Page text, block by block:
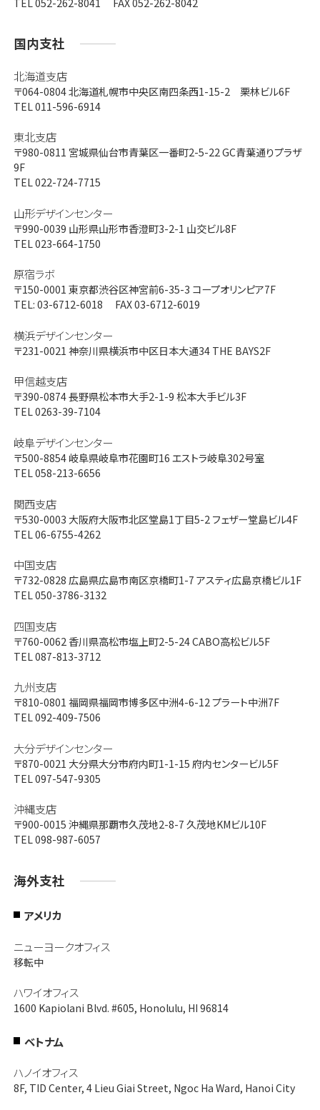
国内支社
北海道支店
〒064-0804北海道札幌市中央区南四条西1-15-2 栗林ビル6F
TEL 011-596-6914
東北支店
〒980-0811 宮城県仙台市青葉区一番町2-5-22 GC青葉通りプラザ
9F
TEL 022-724-7715
山形デザインセンター
〒990-0039 山形県山形市香澄町3-2-1 山交ビル8F
TEL 023-664-1750
原宿ラボ
〒150-0001 東京都渋谷区神宮前6-35-3 コープオリンピア7F
TEL: 03-6712-6018 FAX 03-6712-6019
横浜デザインセンター
〒231-0021 神奈川県横浜市中区日本大通34 THE BAYS2F
甲信越支店
〒390-0874長野県松本市大手2-1-9 松本大手ビル3F
TEL 0263-39-7104
岐阜デザインセンター
〒500-8854岐阜県岐阜市花園町16 エストラ岐阜302号室
TEL 058-213-6656
関西支店
〒530-0003 大阪府大阪市北区堂島1丁目5-2 フェザー堂島ビル4F
TEL 06-6755-4262
中国支店
〒732-0828 広島県広島市南区京橋町1-7 アスティ広島京橋ビル1F
TEL 050-3786-3132
四国支店
〒760-0062 香川県高松市塩上町2-5-24 CABO高松ビル5F
TEL 087-813-3712
九州支店
〒810-0801 福岡県福岡市博多区中洲4-6-12 プラート中洲7F
TEL 092-409-7506
大分デザインセンター
〒870-0021 大分県大分市府内町1-1-15 府内センタービル5F
TEL 097-547-9305
沖縄支店
〒900-0015 沖縄県那覇市久茂地2-8-7 久茂地KMビル10F
TEL 098-987-6057
海外支社
アメリカ
ニューヨークオフィス
移転中
ハワイオフィス
1600 Kapiolani Blvd. #605, Honolulu, HI 96814
ベトナム
ハノイオフィス
8F, TID Center, 4 Lieu Giai Street, Ngoc Ha Ward, Hanoi City